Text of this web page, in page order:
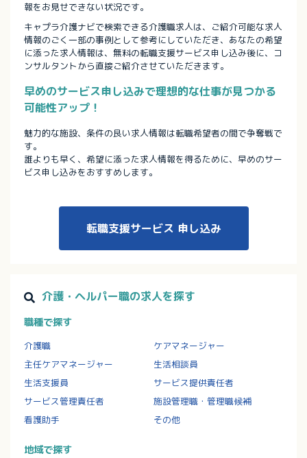
報をお見せできない状況です。
キャプラ介護ナビで検索できる介護職求人は、ご紹介可能な求人
情報のごく一部の事例として参考にしていただき、あなたの希望
に添った求人情報は、無料の転職支援サービス申し込み後に、コ
ンサルタントから直接ご紹介させていただきます。
早めのサービス申し込みで理想的な仕事が見つかる
可能性アップ！
魅力的な施設、条件の良い求人情報は転職希望者の間で争奪戦で
す。
誰よりも早く、希望に添った求人情報を得るために、早めのサー
ビス申し込みをおすすめします。
転職支援サービス 申し込み
介護・ヘルパー職の求人を探す
職種で探す
介護職
ケアマネージャー
主任ケアマネージャー
生活相談員
生活支援員
サービス提供責任者
サービス管理責任者
施設管理職・管理職候補
看護助手
その他
地域で探す